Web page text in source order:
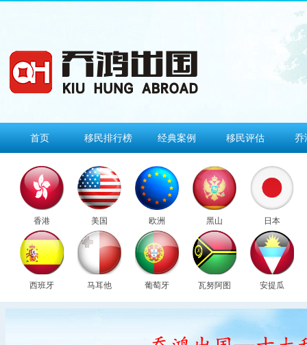
首页 移民排行榜 经典案例 移民评估 乔
香港 美国 欧洲 黑山 日本
西班牙 马耳他 葡萄牙 瓦努阿图 安提瓜